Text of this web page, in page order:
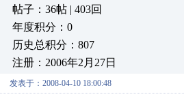
帖子：36帖 | 403回
年度积分：0
历史总积分：807
注册：2006年2月27日
发表于：2008-04-10 18:00:48